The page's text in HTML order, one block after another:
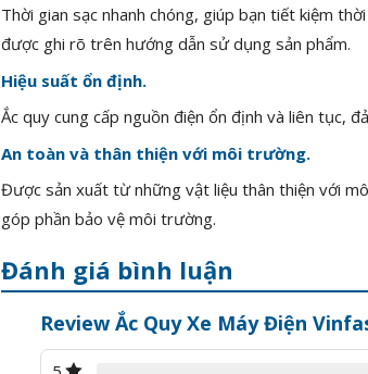
Thời gian sạc nhanh chóng, giúp bạn tiết kiệm
được ghi rõ trên hướng dẫn sử dụng sản phẩm.
Hiệu suất ổn định.
Ắc quy cung cấp nguồn điện ổn định và liên tục,
An toàn và thân thiện với môi trường.
Được sản xuất từ những vật liệu thân thiện với
góp phần bảo vệ môi trường.
Đánh giá bình luận
Review Ắc Quy Xe Máy Điện